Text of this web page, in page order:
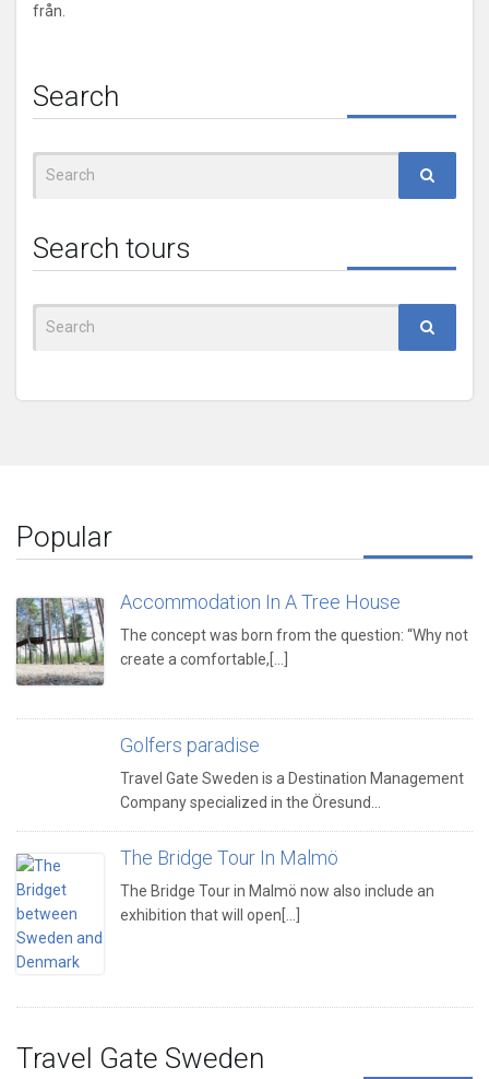
från.
Search
Search tours
Popular
Accommodation In A Tree House
The concept was born from the question: “Why not
create a comfortable,[...]
Golfers paradise
Travel Gate Sweden is a Destination Management
Company specialized in the Öresund…
The Bridge Tour In Malmö
The Bridge Tour in Malmö now also include an
exhibition that will open[...]
Travel Gate Sweden